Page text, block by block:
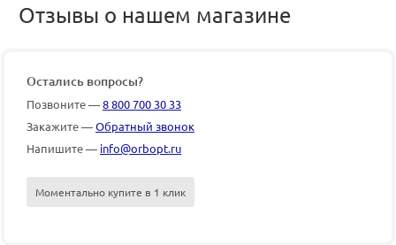
Отзывы о нашем магазине
Остались вопросы?
Позвоните —8 800 700 30 33
Закажите —Обратный звонок
Напишите — info@orbopt.ru
Моментально купите в 1 клик